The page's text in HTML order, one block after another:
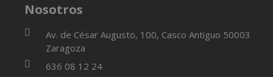
Nosotros
Av. de César Augusto, 100, Casco Antiguo 50003
Zaragoza
636 08 12 24